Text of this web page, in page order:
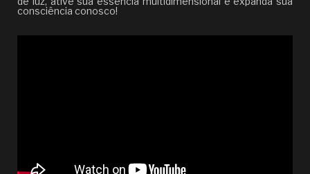
consciência conosco!